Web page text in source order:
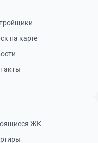
на карте
ЖК